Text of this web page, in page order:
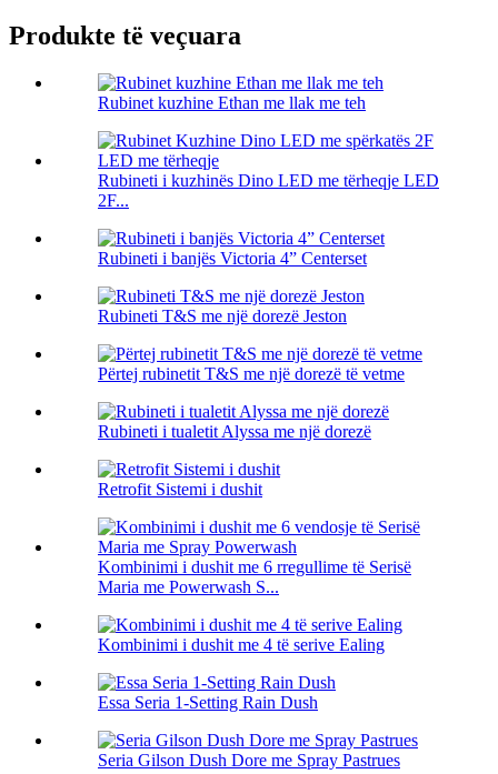
Produkte të veçuara
Rubinet kuzhine Ethan me llak me teh
Rubineti i kuzhinës Dino LED me tërheqje LED
2F...
Rubineti i banjës Victoria 4” Centerset
Rubineti T&S me një dorezë Jeston
Përtej rubinetit T&S me një dorezë të vetme
Rubineti i tualetit Alyssa me një dorezë
Retrofit Sistemi i dushit
Kombinimi i dushit me 6 rregullime të Serisë
Maria me Powerwash S...
Kombinimi i dushit me 4 të serive Ealing
Essa Seria 1-Setting Rain Dush
Seria Gilson Dush Dore me Spray Pastrues